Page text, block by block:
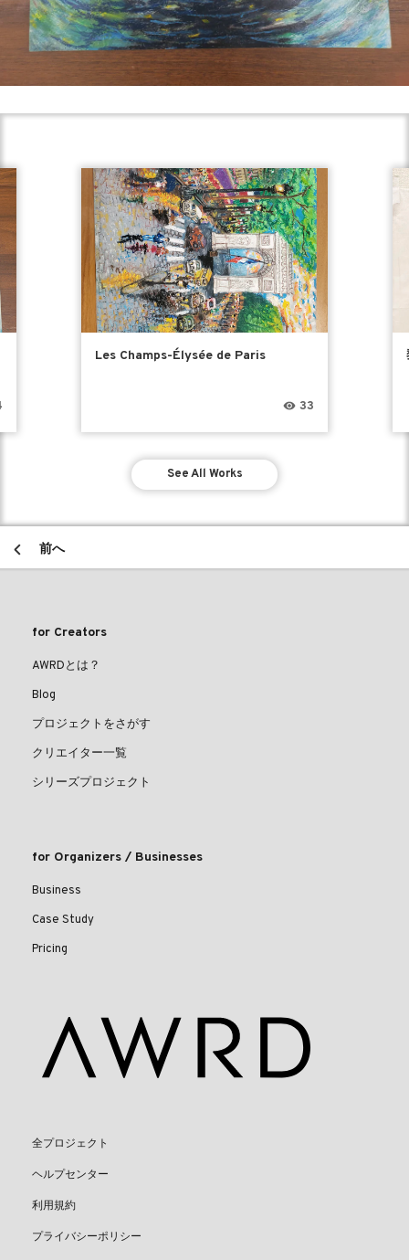
Les Champs-Élysée de Paris
33
See All Works
前へ
for Creators
AWRDとは？
Blog
プロジェクトをさがす
クリエイター一覧
シリーズプロジェクト
for Organizers / Businesses
Business
Case Study
Pricing
全プロジェクト
ヘルプセンター
利用規約
プライバシーポリシー